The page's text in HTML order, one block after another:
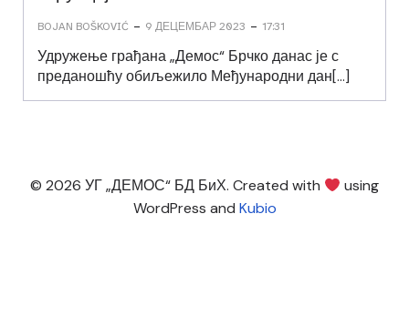
BOJAN BOŠKOVIĆ - 9 ДЕЦЕМБАР 2023 - 17:31
Удружење грађана „Демос“ Брчко данас је с
преданошћу обиљежило Међународни дан[…]
© 2026 УГ „ДЕМОС“ БД БиХ. Created with
using
WordPress and Kubio